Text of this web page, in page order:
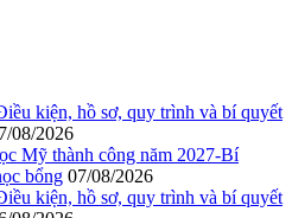
kiện, hồ sơ, quy trình và bí quyết
08/2026
Mỹ thành công năm 2027-Bí
bổng 07/08/2026
kiện, hồ sơ, quy trình và bí quyết